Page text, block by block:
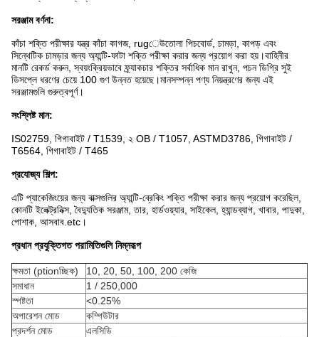
সরঞ্জাম বর্ণনা:
কাঁচা শক্তি পরীক্ষার যন্ত্র কাঁচা কাগজ, rugেউতোলা পিচবোর্ড, চামড়া, কাপড় এবং
সিন্থেটিক চামড়ার জন্য অ্যান্টি-ফাটা শক্তি পরীক্ষা করার জন্য প্রয়োগ করা হয়।বাহিনীর
মানটি রেকর্ড করুন, স্বয়ংক্রিয়ভাবে ফ্র্যাকচার শক্তির সর্বাধিক মান রাখুন, পচন ডিগ্রি সুই
ডিসপ্লে ধরণের চেয়ে 100 গুণ উন্নত হয়েছে।মানসম্পন্ন পণ্য নিয়ন্ত্রণের জন্য এই
সরঞ্জামগুলি গুরুত্বপূর্ণ।
সংশ্লিষ্ট মান:
IS02759, গিগাবাইট / T1539, ২ OB / T1057, ASTMD3786, গিগাবাইট /
T6564, গিগাবাইট / T465
প্রযোজ্য শিল্প:
এটি প্যাকেজিংয়ের জন্য বাক্সগুলির অ্যান্টি-ব্রেকিং শক্তি পরীক্ষা করার জন্য প্রয়োগ করেছিল,
কোনটি ইলেক্ট্রনিক্স, বৈদ্যুতিক সরঞ্জাম, তার, হার্ডওয়্যার, সাইকেল, হ্যান্ডব্যাগ, খাবার, পাদুকা,
পোশাক, আসবাব.etc।
প্রধান প্রযুক্তিগত পরামিতিগুলি নিম্নরূপ
ক্ষমতা (ptionচ্ছিক)
10, 20, 50, 100, 200 কেজি
সমাধান
1 / 250,000
স্পষ্টতা
<0.25%
অপারেশন মোড
কম্পিউটার
প্রদর্শন মোড
এলসিডি